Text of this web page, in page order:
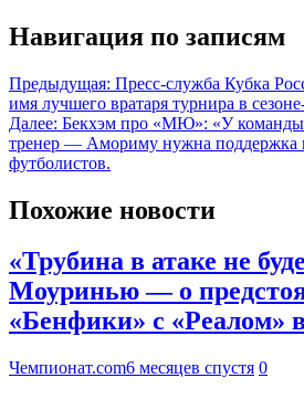
Навигация по записям
Предыдущая: Пресс-служба Кубка
имя лучшего вратаря турнира в
Далее: Бекхэм про «МЮ»: «У команды
тренер — Амориму нужна поддержка
футболистов.
Похожие новости
«Трубина в атаке не
Моуринью — о
«Бенфики» с «Реалом»
Чемпионат.com6 месяцев спустя 0